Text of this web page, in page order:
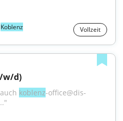
Koblenz Vollzeit
w/d)
koblenz-office@dis-